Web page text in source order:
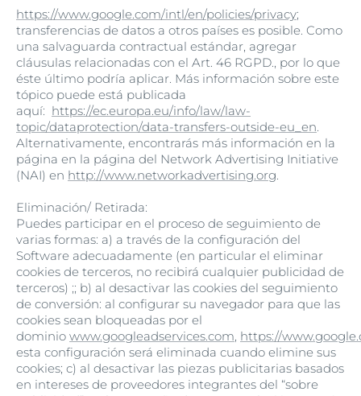
https://www.google.com/intl/en/policies/privacy;
transferencias de datos a otros países es posible. Como
una salvaguarda contractual estándar, agregar
cláusulas relacionadas con el Art. 46 RGPD., por lo que
éste último podría aplicar. Más información sobre este
tópico puede está publicada
aquí: https://ec.europa.eu/info/law/law-
topic/dataprotection/data-transfers-outside-eu_en.
Alternativamente, encontrarás más información en la
página en la página del Network Advertising Initiative
(NAI) en http://www.networkadvertising.org.
Eliminación/ Retirada:
Puedes participar en el proceso de seguimiento de
varias formas: a) a través de la configuración del
Software adecuadamente (en particular el eliminar
cookies de terceros, no recibirá cualquier publicidad de
terceros) ;; b) al desactivar las cookies del seguimiento
de conversión: al configurar su navegador para que las
cookies sean bloqueadas por el
dominio www.googleadservices.com, https://
esta configuración será eliminada cuando elimine sus
cookies; c) al desactivar las piezas publicitarias basados
en intereses de proveedores integrantes del “sobre